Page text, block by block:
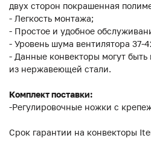
двух сторон покрашенная
- Легкость монтажа;
- Простое и удобное
- Уровень шума вентилятора 37-
- Данные конвекторы могут быть
из нержавеющей стали.
Комплект поставки:
-Регулировочные ножки с
Срок гарантии на конвекторы